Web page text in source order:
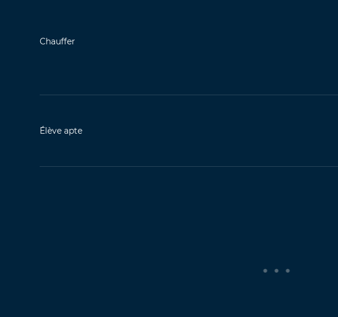
Chauffer
Élève apte